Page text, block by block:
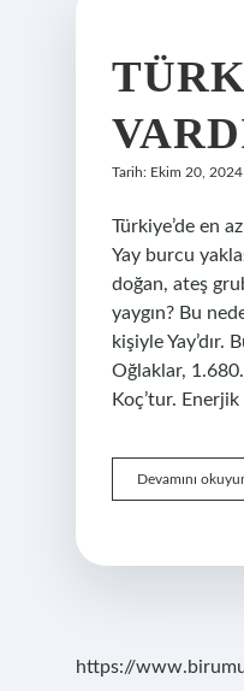
Tarih: Ekim 20, 2024
Türkiye’de en
Yay burcu
doğan, ateş
yaygın? Bu
kişiyle
Oğlaklar,
Koç’tur.
Devamını
https://